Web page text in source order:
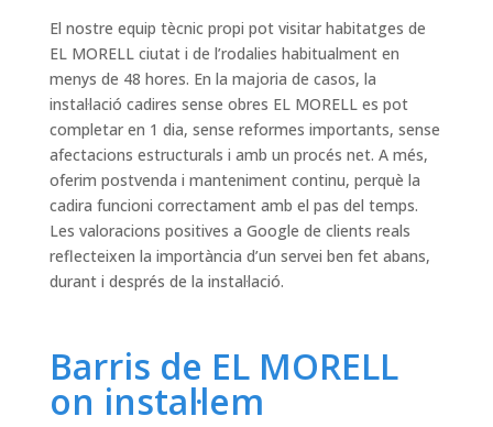
El nostre equip tècnic propi pot visitar habitatges de
EL MORELL ciutat i de l’rodalies habitualment en
menys de 48 hores. En la majoria de casos, la
instal·lació cadires sense obres EL MORELL es pot
completar en 1 dia, sense reformes importants, sense
afectacions estructurals i amb un procés net. A més,
oferim postvenda i manteniment continu, perquè la
cadira funcioni correctament amb el pas del temps.
Les valoracions positives a Google de clients reals
reflecteixen la importància d’un servei ben fet abans,
durant i després de la instal·lació.
Barris de EL MORELL
on instal·lem